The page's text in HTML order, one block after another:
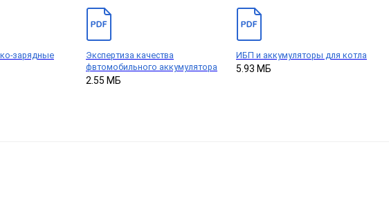
зарядные
Экспертиза качества
фвтомобильного аккумулятора
2.55 МБ
ИБП и аккумуляторы для котла
5.93 МБ